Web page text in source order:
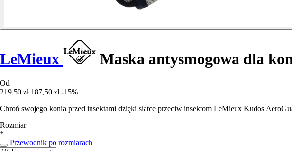
LeMieux Maska antysmogowa dla
Od
219,50 zł 187,50 zł -15%
Chroń swojego konia przed insektami dzięki siatce przeciw insektom LeMieux Kudos
Rozmiar
*
Przewodnik po rozmiarach